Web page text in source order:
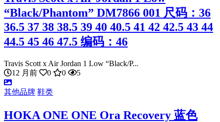
“Black/Phantom” DM7866 001 尺码：36
36.5 37 38 38.5 39 40 40.5 41 42 42.5 43 44
44.5 45 46 47.5 编码：46
Travis Scott x Air Jordan 1 Low “Black/P...
12 月前
0 0 5
其他品牌 鞋类
HOKA ONE ONE Ora Recovery 蓝色